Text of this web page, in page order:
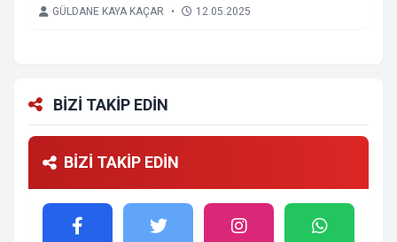
GÜLDANE KAYA KAÇAR • 12.05.2025
BİZİ TAKİP EDİN
BİZİ TAKİP EDİN